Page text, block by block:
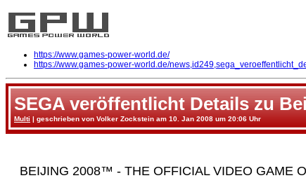
https://www.games-power-world.de/
https://www.games-power-world.de/
SEGA veröffentlicht Details zu
Multi | geschrieben von Volker Zockstein am 10. Jan 2008 um 20:06 Uhr
BEIJING 2008™ - THE OFFICIAL VIDEO GAME